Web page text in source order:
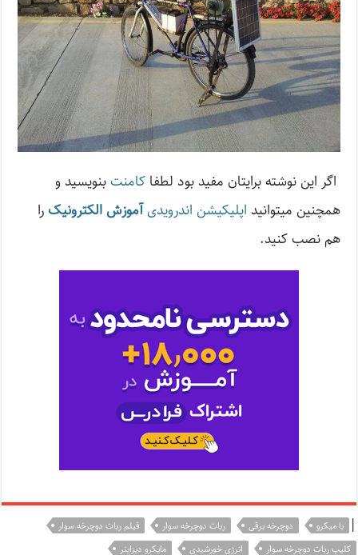
اگر این نوشته‌ برایتان مفید بود لطفاکامنت بنویسید و
همچنین میتوانید اپلیکیشن اندرویدیآموزش الکترونیک را
هم نصب کنید.
| با میکرو دوچرخه برقی ربات دوچرخه سوار
فیلم ربات دوچرخه سوار
کلیپ ربات دوچرخه سوار
انرژی خورشیدی
مایکرو دیزاینر